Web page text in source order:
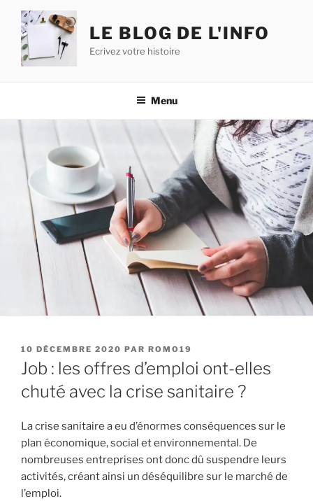
Aller
contenu
principal
LE BLOG DE L'INFO
Ecrivez votre histoire
Menu
PUBLIÉ
LE
10 DÉCEMBRE 2020 PAR ROMO19
Job : les offres d’emploi ont-elles
chuté avec la crise sanitaire ?
La crise sanitaire a eu d’énormes conséquences sur le
plan économique, social et environnemental. De
nombreuses entreprises ont donc dû suspendre leurs
activités, créant ainsi un déséquilibre sur le marché de
l’emploi.